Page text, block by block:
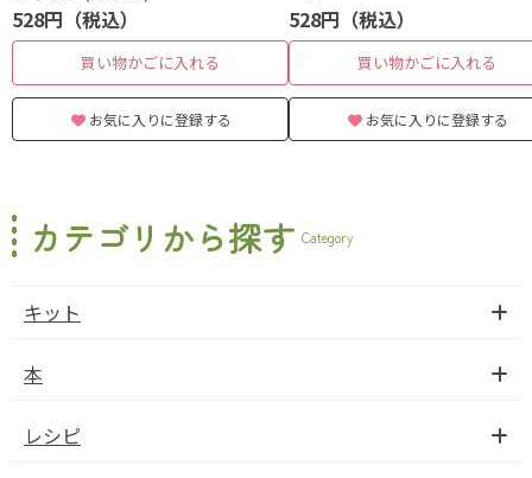
528円（税込）
買い物かごに入れる
お気に入りに登録する
528円（税込）
買い物かごに入れる
お気に入りに登録する
カテゴリから探す Category
キット
本
レシピ